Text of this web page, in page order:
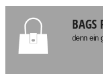
BAGS
denn ein